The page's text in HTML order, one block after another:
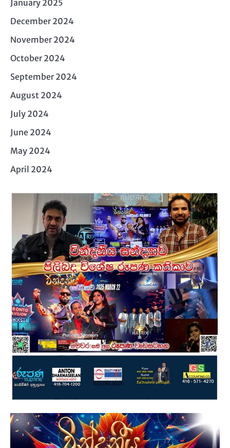
January 2025
December 2024
November 2024
October 2024
September 2024
August 2024
July 2024
June 2024
May 2024
April 2024